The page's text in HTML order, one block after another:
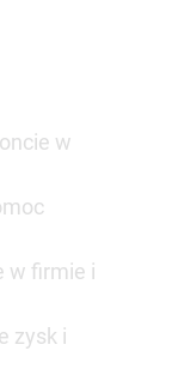
w
w firmie i
zysk i